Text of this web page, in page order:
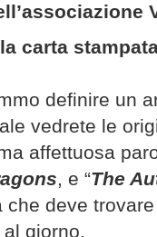
carta
definire un
vedrete le
affettuosa
, e “The
deve
giorno.